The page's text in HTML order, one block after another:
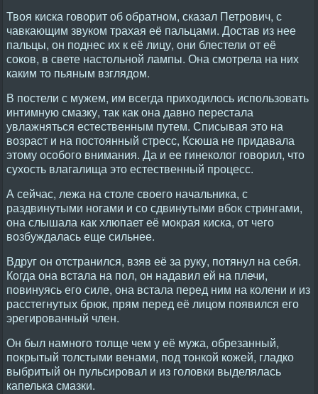
Твоя киска говорит об обратном, сказал Петрович, с
чавкающим звуком трахая её пальцами. Достав из нее
пальцы, он поднес их к её лицу, они блестели от её
соков, в свете настольной лампы. Она смотрела на них
каким то пьяным взглядом.
В постели с мужем, им всегда приходилось использовать
интимную смазку, так как она давно перестала
увлажняться естественным путем. Списывая это на
возраст и на постоянный стресс, Ксюша не придавала
этому особого внимания. Да и ее гинеколог говорил, что
сухость влагалища это естественный процесс.
А сейчас, лежа на столе своего начальника, с
раздвинутыми ногами и со сдвинутыми вбок стрингами,
она слышала как хлюпает её мокрая киска, от чего
возбуждалась еще сильнее.
Вдруг он отстранился, взяв её за руку, потянул на себя.
Когда она встала на пол, он надавил ей на плечи,
повинуясь его силе, она встала перед ним на колени и из
расстегнутых брюк, прям перед её лицом появился его
эрегированный член.
Он был намного толще чем у её мужа, обрезанный,
покрытый толстыми венами, под тонкой кожей, гладко
выбритый он пульсировал и из головки выделялась
капелька смазки.